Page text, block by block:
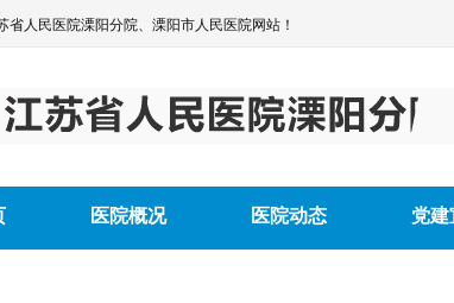
省人民医院溧阳分院、溧阳市人民医院网站！
医院概况 医院动态 党建